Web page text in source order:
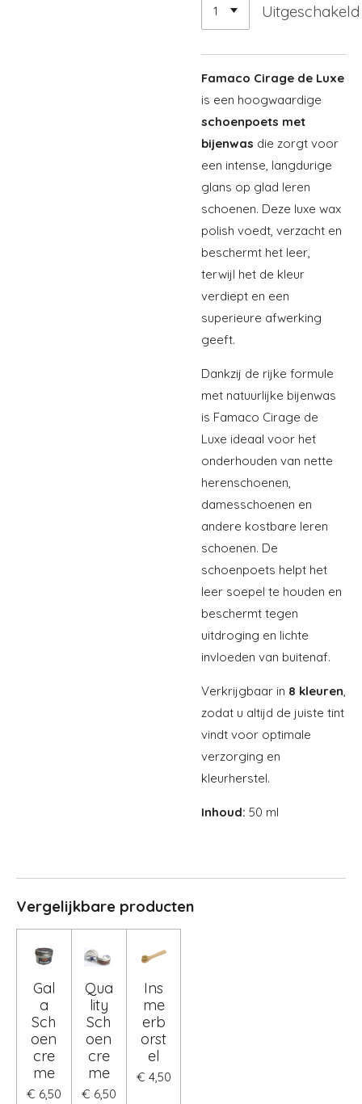
Uitgeschakeld
Famaco Cirage de Luxe
is een hoogwaardige
schoenpoets met
bijenwas die zorgt voor
een intense, langdurige
glans op glad leren
schoenen. Deze luxe wax
polish voedt, verzacht en
beschermt het leer,
terwijl het de kleur
verdiept en een
superieure afwerking
geeft.
Dankzij de rijke formule
met natuurlijke bijenwas
is Famaco Cirage de
Luxe ideaal voor het
onderhouden van nette
herenschoenen,
damesschoenen en
andere kostbare leren
schoenen. De
schoenpoets helpt het
leer soepel te houden en
beschermt tegen
uitdroging en lichte
invloeden van buitenaf.
Verkrijgbaar in 8 kleuren,
zodat u altijd de juiste tint
vindt voor optimale
verzorging en
kleurherstel.
Inhoud: 50 ml
Vergelijkbare producten
Gal
a
Sch
oen
cre
me
€ 6,50
Qua
lity
Sch
oen
cre
me
€ 6,50
Ins
me
erb
orst
el
€ 4,50